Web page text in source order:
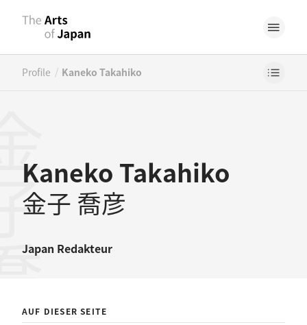
Profile / Kaneko Takahiko
Kaneko Takahiko
金子 喬彦
Japan Redakteur
彦
AUF DIESER SEITE